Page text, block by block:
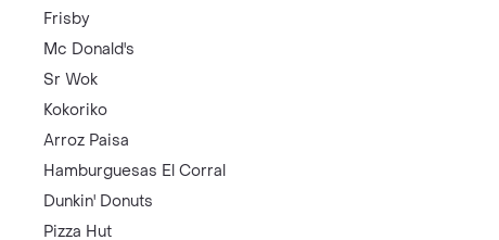
Frisby
Mc Donald's
Sr Wok
Kokoriko
Arroz Paisa
Hamburguesas El Corral
Dunkin' Donuts
Pizza Hut